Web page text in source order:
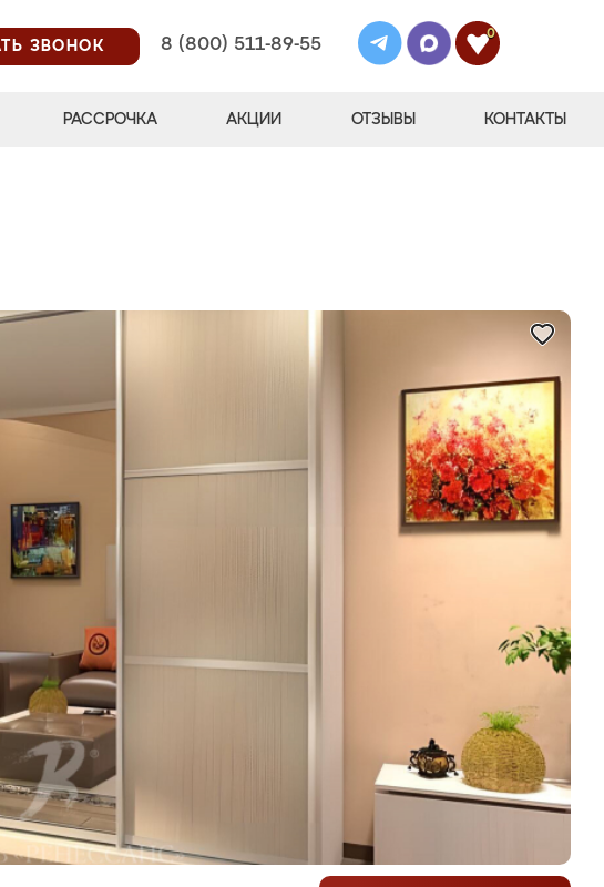
ЗВОНОК
8 (800) 511-89-55
0
РАССРОЧКА АКЦИИ ОТЗЫВЫ КОНТАКТЫ